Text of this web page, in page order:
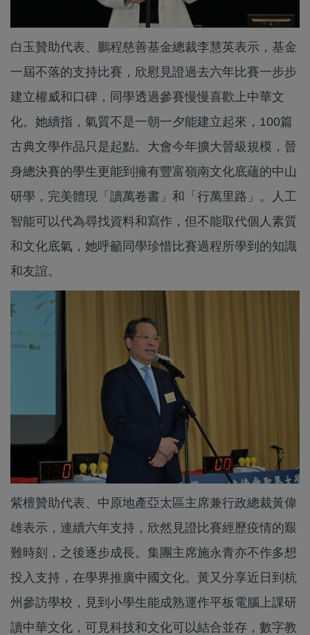
白玉贊助代表、鵬程慈善基金總裁李慧英表示，基金
一屆不落的支持比賽，欣慰見證過去六年比賽一步步
建立權威和口碑，同學透過參賽慢慢喜歡上中華文
化。她續指，氣質不是一朝一夕能建立起來，100篇
古典文學作品只是起點。大會今年擴大晉級規模，晉
身總決賽的學生更能到擁有豐富嶺南文化底蘊的中山
研學，完美體現「讀萬卷書」和「行萬里路」。人工
智能可以代為尋找資料和寫作，但不能取代個人素質
和文化底氣，她呼籲同學珍惜比賽過程所學到的知識
和友誼。
紫檀贊助代表、中原地產亞太區主席兼行政總裁黃偉
雄表示，連續六年支持，欣然見證比賽經歷疫情的艱
難時刻，之後逐步成長。集團主席施永青亦不作多想
投入支持，在學界推廣中國文化。黃又分享近日到杭
州參訪學校，見到小學生能成熟運作平板電腦上課研
讀中華文化，可見科技和文化可以結合並存，數字教